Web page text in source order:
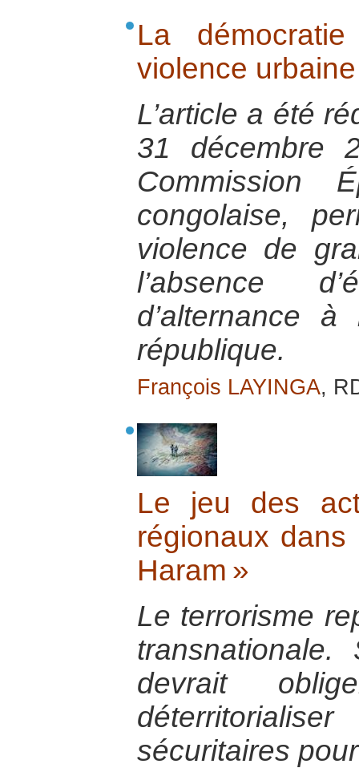
La
violence
L’article a été
31 décembre
Commission
congolaise,
violence de
l’absence
d’alternance
république.
François LAYINGA,
Le jeu des
régionaux
Haram »
Le terrorisme
transnationale.
devrait
sécuritaires